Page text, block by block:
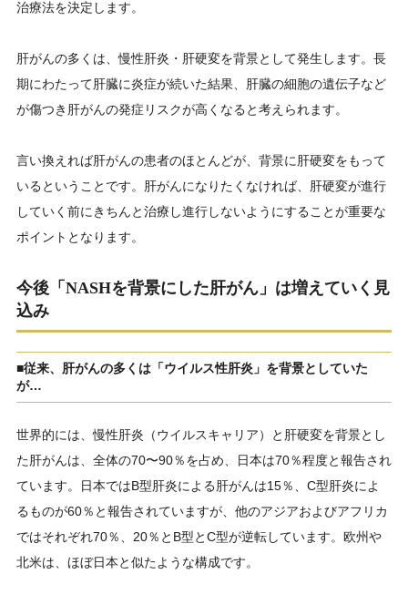
治療法を決定します。
肝がんの多くは、慢性肝炎・肝硬変を背景として発生します。長
期にわたって肝臓に炎症が続いた結果、肝臓の細胞の遺伝子など
が傷つき肝がんの発症リスクが高くなると考えられます。
言い換えれば肝がんの患者のほとんどが、背景に肝硬変をもって
いるということです。肝がんになりたくなければ、肝硬変が進行
していく前にきちんと治療し進行しないようにすることが重要な
ポイントとなります。
今後「NASHを背景にした肝がん」は増えていく見
込み
■従来、肝がんの多くは「ウイルス性肝炎」を背景としていた
が…
世界的には、慢性肝炎（ウイルスキャリア）と肝硬変を背景とし
た肝がんは、全体の70〜90％を占め、日本は70％程度と報告され
ています。日本ではB型肝炎による肝がんは15％、C型肝炎によ
るものが60％と報告されていますが、他のアジアおよびアフリカ
ではそれぞれ70％、20％とB型とC型が逆転しています。欧州や
北米は、ほぼ日本と似たような構成です。